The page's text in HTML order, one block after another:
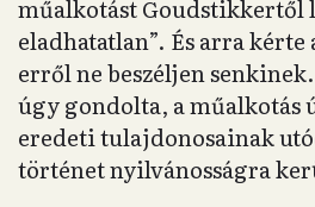
műalkotást Goudstikkertől
eladhatatlan”. És arra
erről ne beszéljen
úgy gondolta, a műalkotás
eredeti tulajdonosainak
történet nyilvánosságra